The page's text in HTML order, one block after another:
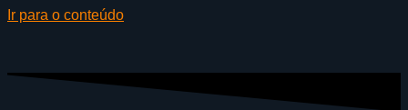
Ir para o conteúdo